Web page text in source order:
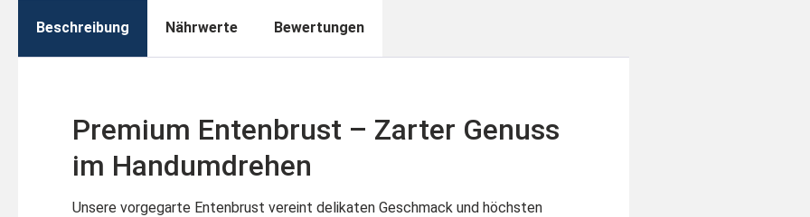
Beschreibung Nährwerte Bewertungen
Premium Entenbrust – Zarter Genuss
im Handumdrehen
Unsere vorgegarte Entenbrust vereint delikaten Geschmack und höchsten